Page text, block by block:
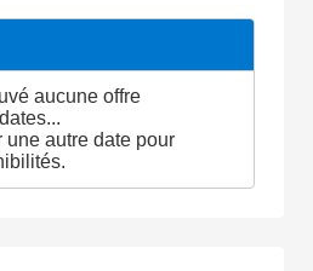
aucune offre
autre date pour